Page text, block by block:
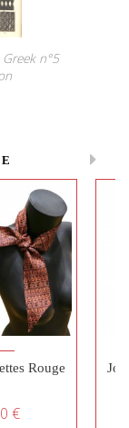
n°5
Rouge
€